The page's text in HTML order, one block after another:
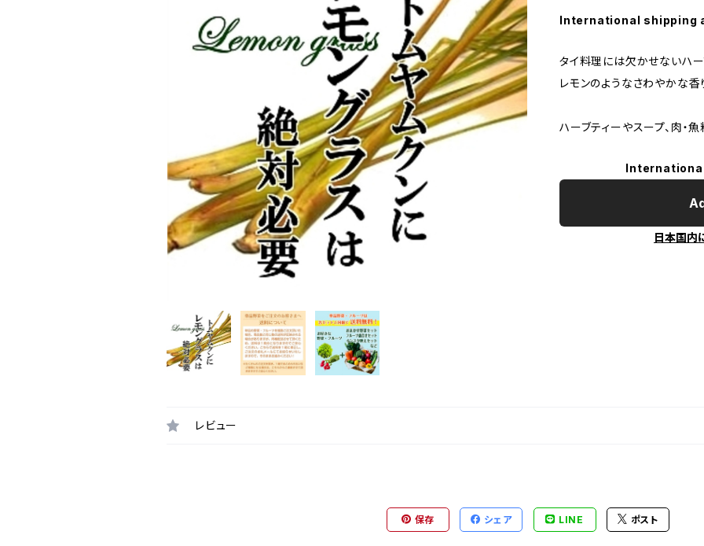
International shipping
タイ料理には欠かせないハー
レモンのようなさわやかな香
ハーブティーやスープ、肉・
日本国内
レビュー
保存 シェア LINE ポスト